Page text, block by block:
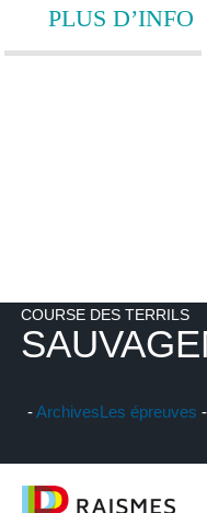
PLUS D’INFO
COURSE DES TERRILS
-ArchivesLes épreuves -